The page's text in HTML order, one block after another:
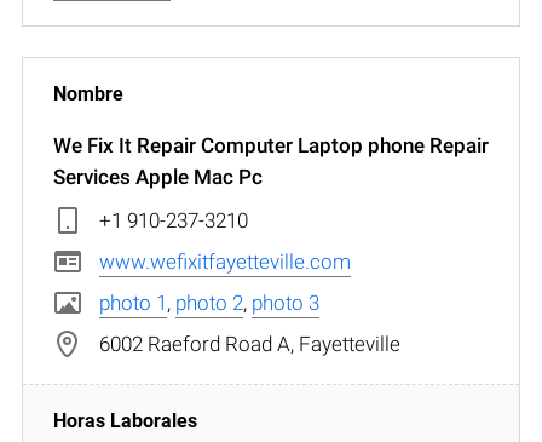
We Fix It Repair Computer Laptop phone Repair
Services Apple Mac Pc
+1 910-237-3210
www.wefixitfayetteville.com
photo 1 , photo 2, photo 3
6002 Raeford Road A, Fayetteville